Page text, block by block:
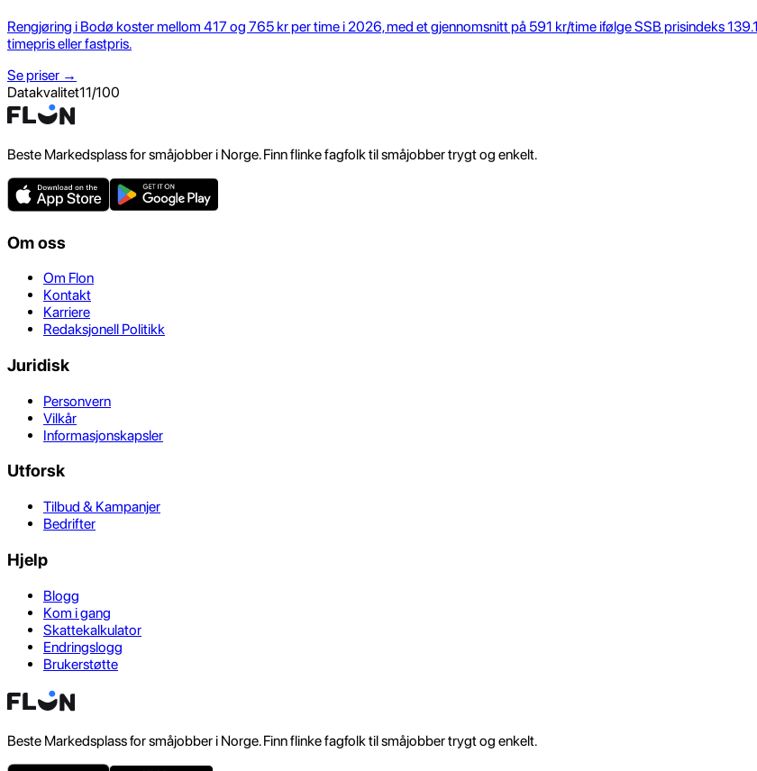
Rengjøring i Bodø koster mellom 417 og 765 kr per time i 2026, med et gjennomsnitt på 591 kr/time ifølge SSB prisindeks
timepris eller fastpris.
Se priser →
Datakvalitet11/100
Beste Markedsplass for småjobber i Norge. Finn flinke fagfolk til småjobber trygt og enkelt.
Om oss
Om Flon
Kontakt
Karriere
Redaksjonell Politikk
Juridisk
Personvern
Vilkår
Informasjonskapsler
Utforsk
Tilbud & Kampanjer
Bedrifter
Hjelp
Blogg
Kom i gang
Skattekalkulator
Endringslogg
Brukerstøtte
Beste Markedsplass for småjobber i Norge. Finn flinke fagfolk til småjobber trygt og enkelt.